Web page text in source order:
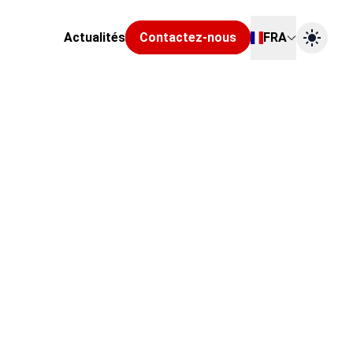
Actualités Contactez-nous FRA